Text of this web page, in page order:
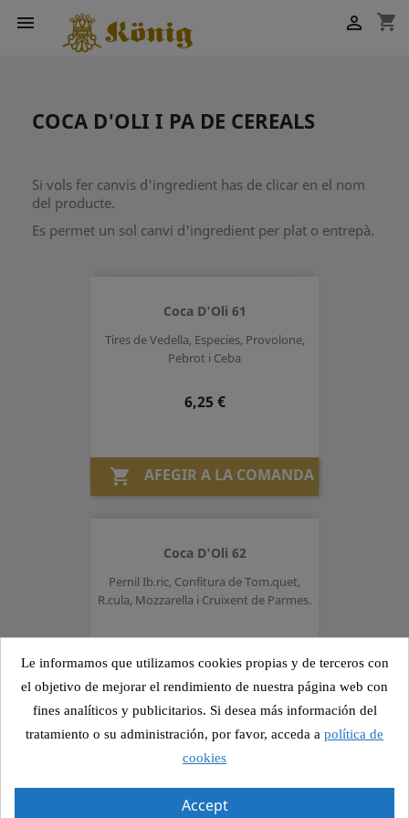
 shopping_cart

COCA D'OLI I PA DE CEREALS
Si vols fer canvis d'ingredient has de clicar en el nom
del producte.
Es permet un sol canvi d'ingredient per plat o entrepà.
Coca D'Oli 61
Tires de Vedella, Especies, Provolone,
Pebrot i Ceba
Preu
6,25 €
 AFEGIR A LA COMANDA
Coca D'Oli 62
Pernil Ib.ric, Confitura de Tom.quet,
R.cula, Mozzarella i Cruixent de Parmes.
Preu
6,25 €
 AFEGIR A LA COMANDA
Le informamos que utilizamos cookies propias y de terceros con
el objetivo de mejorar el rendimiento de nuestra página web con
fines analíticos y publicitarios. Si desea más información del
tratamiento o su administración, por favor, acceda a política de
cookies
Accept